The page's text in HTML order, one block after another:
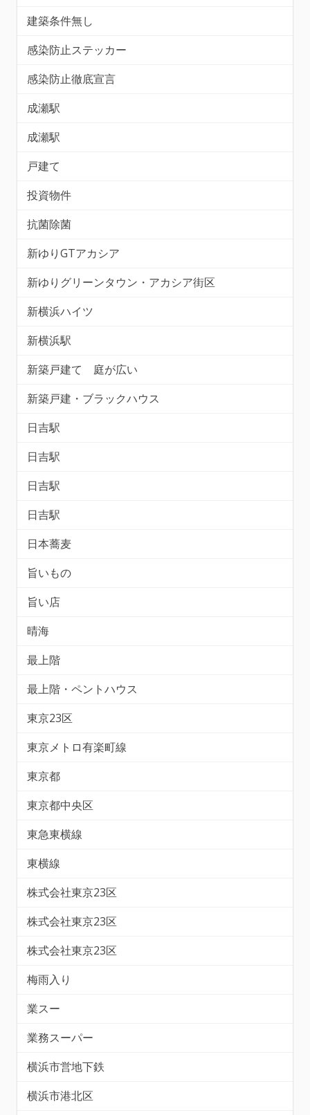
建築条件無し
感染防止ステッカー
感染防止徹底宣言
成瀬駅
成瀬駅
戸建て
投資物件
抗菌除菌
新ゆりGTアカシア
新ゆりグリーンタウン・アカシア街区
新横浜ハイツ
新横浜駅
新築戸建て 庭が広い
新築戸建・ブラックハウス
日吉駅
日吉駅
日吉駅
日吉駅
日本蕎麦
旨いもの
旨い店
晴海
最上階
最上階・ペントハウス
東京23区
東京メトロ有楽町線
東京都
東京都中央区
東急東横線
東横線
株式会社東京23区
株式会社東京23区
株式会社東京23区
梅雨入り
業スー
業務スーパー
横浜市営地下鉄
横浜市港北区